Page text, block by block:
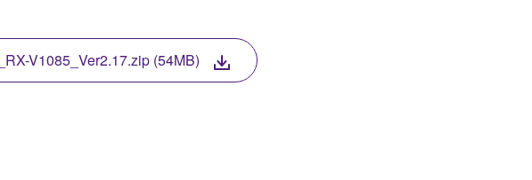
de musique ou un élément d'équipement que vous possédez ou
qui l'accompagnent. Bien que vous soyez propriétaire du support de
et/ou des concédants de licence de Yamaha, et est protégé par les
ayez le droit de revendiquer la propriété des données créées par
V1085_Ver2.17.zip (54MB)